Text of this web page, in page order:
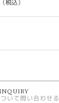
税込）
INQUIRY
いて問い合わせる